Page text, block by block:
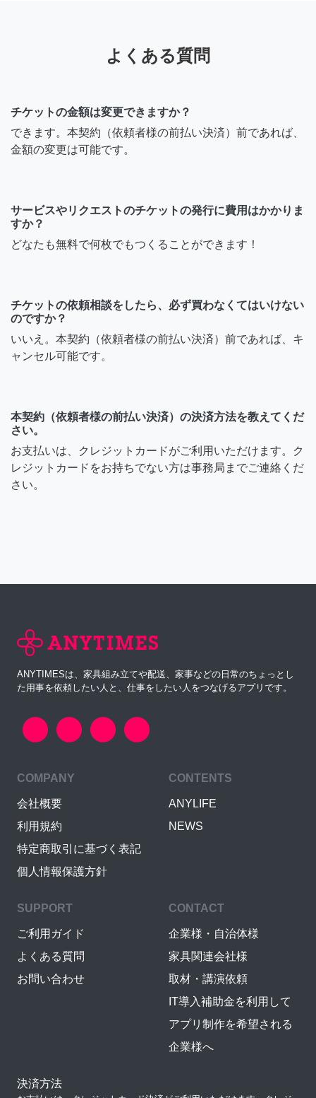
よくある質問
チケットの金額は変更できますか？
できます。本契約（依頼者様の前払い決済）前であれば、
金額の変更は可能です。
サービスやリクエストのチケットの発行に費用はかかりま
すか？
どなたも無料で何枚でもつくることができます！
チケットの依頼相談をしたら、必ず買わなくてはいけない
のですか？
いいえ。本契約（依頼者様の前払い決済）前であれば、キ
ャンセル可能です。
本契約（依頼者様の前払い決済）の決済方法を教えてくだ
さい。
お支払いは、クレジットカードがご利用いただけます。ク
レジットカードをお持ちでない方は事務局までご連絡くだ
さい。
ANYTIMESは、家具組み立てや配送、家事などの日常のちょっとし
た用事を依頼したい人と、仕事をしたい人をつなげるアプリです。
COMPANY
会社概要
利用規約
特定商取引に基づく表記
個人情報保護方針
CONTENTS
ANYLIFE
NEWS
SUPPORT
ご利用ガイド
よくある質問
お問い合わせ
CONTACT
企業様・自治体様
家具関連会社様
取材・講演依頼
IT導入補助金を利用して
アプリ制作を希望される
企業様へ
決済方法